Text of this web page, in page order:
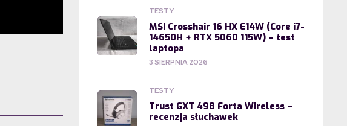
TESTY
MSI Crosshair 16 HX E14W (Core i7-
14650H + RTX 5060 115W) – test
laptopa
3 SIERPNIA 2026
TESTY
Trust GXT 498 Forta Wireless –
recenzja słuchawek